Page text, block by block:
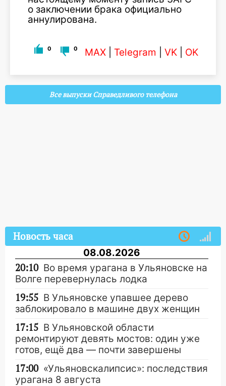
о заключении брака официально
аннулирована.
0 0 MAX Telegram VK OK
Все выпуски Справедливого телефона
Новость часа
08.08.2026
20:10 Во время урагана в Ульяновске на
Волге перевернулась лодка
19:55 В Ульяновске упавшее дерево
заблокировало в машине двух женщин
17:15 В Ульяновской области
ремонтируют девять мостов: один уже
готов, ещё два — почти завершены
17:00 «Ульяновскалипсис»: последствия
урагана 8 августа